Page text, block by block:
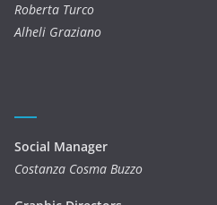
Roberta Turco
Alheli Graziano
Social Manager
Costanza Cosma Buzzo